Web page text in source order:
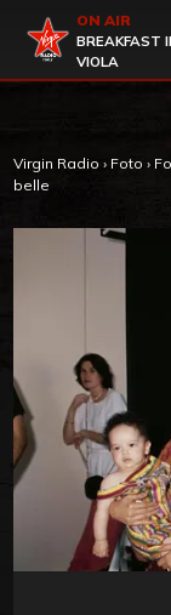
Virgin Radio
ON AIR
BREAKFAST
VIOLA
Virgin Radio › Foto ›
belle